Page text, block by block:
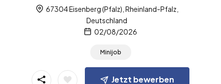
67304 Eisenberg (Pfalz), Rheinland-Pfalz,
Deutschland
02/08/2026
Minijob
Jetzt bewerben